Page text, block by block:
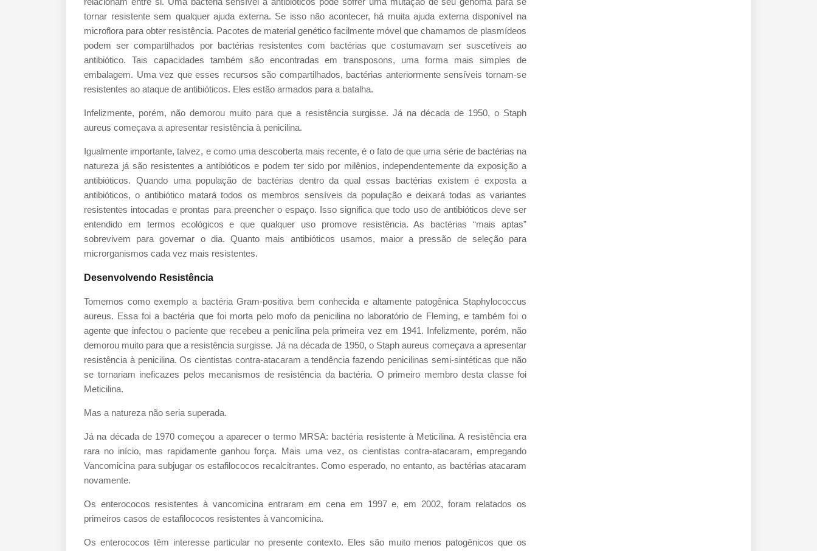
tornar resistente sem qualquer ajuda externa. Se isso não acontecer, há muita ajuda externa disponível na
microflora para obter resistência. Pacotes de material genético facilmente móvel que chamamos de plasmídeos
podem ser compartilhados por bactérias resistentes com bactérias que costumavam ser suscetíveis ao
antibiótico. Tais capacidades também são encontradas em transposons, uma forma mais simples de
embalagem. Uma vez que esses recursos são compartilhados, bactérias anteriormente sensíveis tornam-se
resistentes ao ataque de antibióticos. Eles estão armados para a batalha.
Infelizmente, porém, não demorou muito para que a resistência surgisse. Já na década de 1950, o Staph
aureus começava a apresentar resistência à penicilina.
Igualmente importante, talvez, e como uma descoberta mais recente, é o fato de que uma série de bactérias na
natureza já são resistentes a antibióticos e podem ter sido por milênios, independentemente da exposição a
antibióticos. Quando uma população de bactérias dentro da qual essas bactérias existem é exposta a
antibióticos, o antibiótico matará todos os membros sensíveis da população e deixará todas as variantes
resistentes intocadas e prontas para preencher o espaço. Isso significa que todo uso de antibióticos deve ser
entendido em termos ecológicos e que qualquer uso promove resistência. As bactérias “mais aptas”
sobrevivem para governar o dia. Quanto mais antibióticos usamos, maior a pressão de seleção para
microrganismos cada vez mais resistentes.
Desenvolvendo Resistência
Tomemos como exemplo a bactéria Gram-positiva bem conhecida e altamente patogênica Staphylococcus
aureus. Essa foi a bactéria que foi morta pelo mofo da penicilina no laboratório de Fleming, e também foi o
agente que infectou o paciente que recebeu a penicilina pela primeira vez em 1941. Infelizmente, porém, não
demorou muito para que a resistência surgisse. Já na década de 1950, o Staph aureus começava a apresentar
resistência à penicilina. Os cientistas contra-atacaram a tendência fazendo penicilinas semi-sintéticas que não
se tornariam ineficazes pelos mecanismos de resistência da bactéria. O primeiro membro desta classe foi
Meticilina.
Mas a natureza não seria superada.
Já na década de 1970 começou a aparecer o termo MRSA: bactéria resistente à Meticilina. A resistência era
rara no início, mas rapidamente ganhou força. Mais uma vez, os cientistas contra-atacaram, empregando
Vancomicina para subjugar os estafilococos recalcitrantes. Como esperado, no entanto, as bactérias atacaram
novamente.
Os enterococos resistentes à vancomicina entraram em cena em 1997 e, em 2002, foram relatados os
primeiros casos de estafilococos resistentes à vancomicina.
Os enterococos têm interesse particular no presente contexto. Eles são muito menos patogênicos que os